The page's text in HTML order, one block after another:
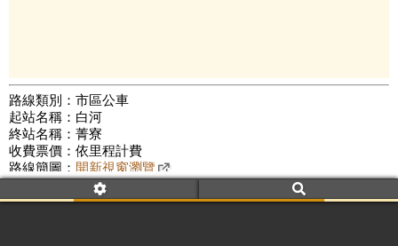
路線類別：市區公車
起站名稱：白河
終站名稱：菁寮
收費票價：依里程計費
路線簡圖： 開新視窗瀏覽
附屬名稱：黃6-1 白河 土溝 菁寮 [農村樂活]
公車數量: 累計3207、上線2200